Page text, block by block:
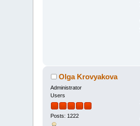
Olga Krovyakova
Administrator
Users
Posts: 1222